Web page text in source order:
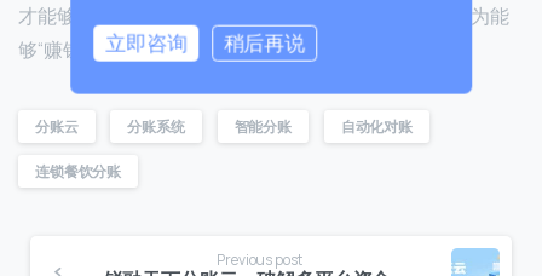
才能够使得财务真正地从仅仅负责“数钱”的角色转变成为能
够“赚钱”的角色。
分账云 分账系统 智能分账 自动化对账
连锁餐饮分账
Previous post
0 / 180
首次进入页面
立即咨询 稍后再说